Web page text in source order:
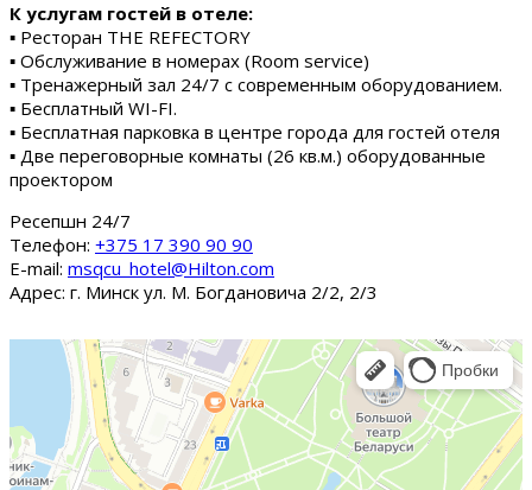
К услугам гостей в отеле:
▪ Ресторан THE REFECTORY
▪ Обслуживание в номерах (Room service)
▪ Тренажерный зал 24/7 с современным оборудованием.
▪ Бесплатный WI-FI.
▪ Бесплатная парковка в центре города для гостей отеля
▪ Две переговорные комнаты (26 кв.м.) оборудованные
проектором
Ресепшн 24/7
Tелефон: +375 17 390 90 90
E-mail: msqcu_hotel@Hilton.com
Адрес: г. Минск ул. М. Богдановича 2/2, 2/3